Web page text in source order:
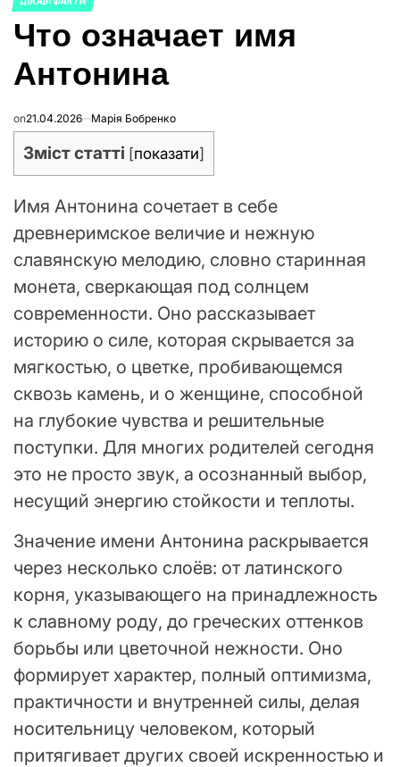
ОПУБЛИКОВАНО
В
Что означает имя
Антонина
on21.04.2026 Марія Бобренко
Зміст статті [показати]
Имя Антонина сочетает в себе
древнеримское величие и нежную
славянскую мелодию, словно старинная
монета, сверкающая под солнцем
современности. Оно рассказывает
историю о силе, которая скрывается за
мягкостью, о цветке, пробивающемся
сквозь камень, и о женщине, способной
на глубокие чувства и решительные
поступки. Для многих родителей сегодня
это не просто звук, а осознанный выбор,
несущий энергию стойкости и теплоты.
Значение имени Антонина раскрывается
через несколько слоёв: от латинского
корня, указывающего на принадлежность
к славному роду, до греческих оттенков
борьбы или цветочной нежности. Оно
формирует характер, полный оптимизма,
практичности и внутренней силы, делая
носительницу человеком, который
притягивает других своей искренностью и